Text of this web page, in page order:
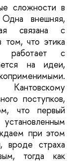
сложности в
внешняя,
связана с
том, что этика
работает с
на идеи,
поступков,
что первый
при этом
вроде страха
тогда как